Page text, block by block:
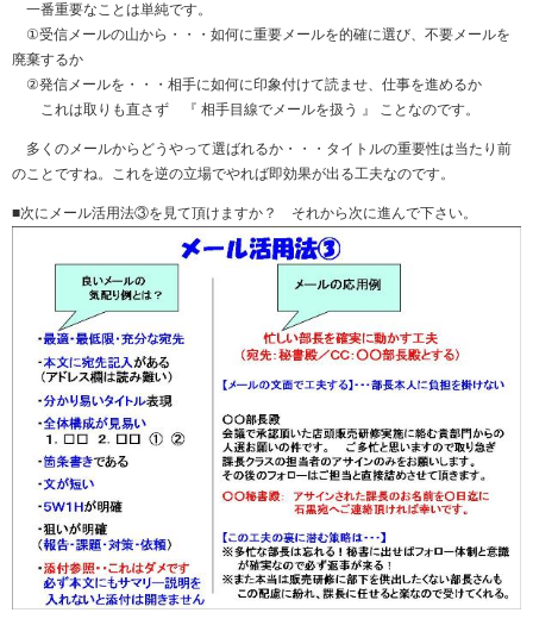
一番重要なことは単純です。
①受信メールの山から・・・如何に重要メールを的確に選び、不要メールを
廃棄するか
②発信メールを・・・相手に如何に印象付けて読ませ、仕事を進めるか
これは取りも直さず 『 相手目線でメールを扱う 』 ことなのです。
多くのメールからどうやって選ばれるか・・・タイトルの重要性は当たり前
のことですね。これを逆の立場でやれば即効果が出る工夫なのです。
■次にメール活用法③を見て頂けますか？ それから次に進んで下さい。